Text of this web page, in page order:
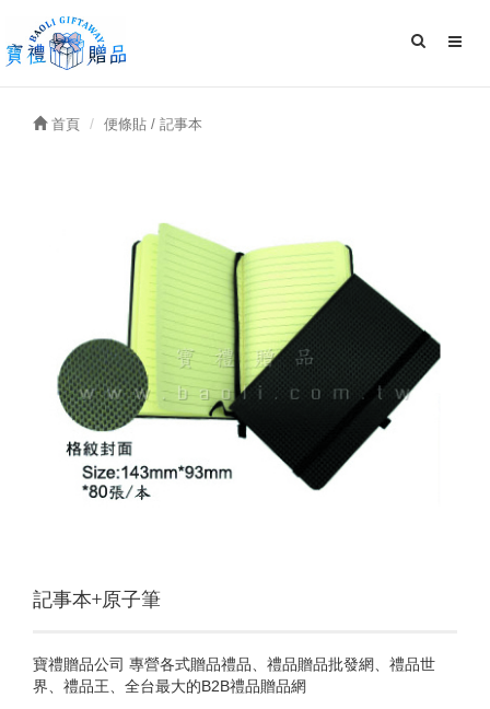
首頁 便條貼 / 記事本
記事本+原子筆
寶禮贈品公司 專營各式贈品禮品、禮品贈品批發網、禮品世
界、禮品王、全台最大的B2B禮品贈品網